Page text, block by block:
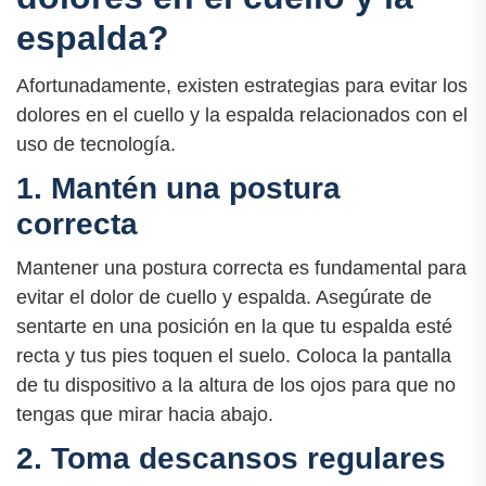
espalda?
Afortunadamente, existen estrategias para evitar los
dolores en el cuello y la espalda relacionados con el
uso de tecnología.
1. Mantén una postura
correcta
Mantener una postura correcta es fundamental para
evitar el dolor de cuello y espalda. Asegúrate de
sentarte en una posición en la que tu espalda esté
recta y tus pies toquen el suelo. Coloca la pantalla
de tu dispositivo a la altura de los ojos para que no
tengas que mirar hacia abajo.
2. Toma descansos regulares